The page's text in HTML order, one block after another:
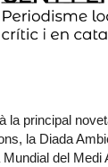
la principal
la Diada
del